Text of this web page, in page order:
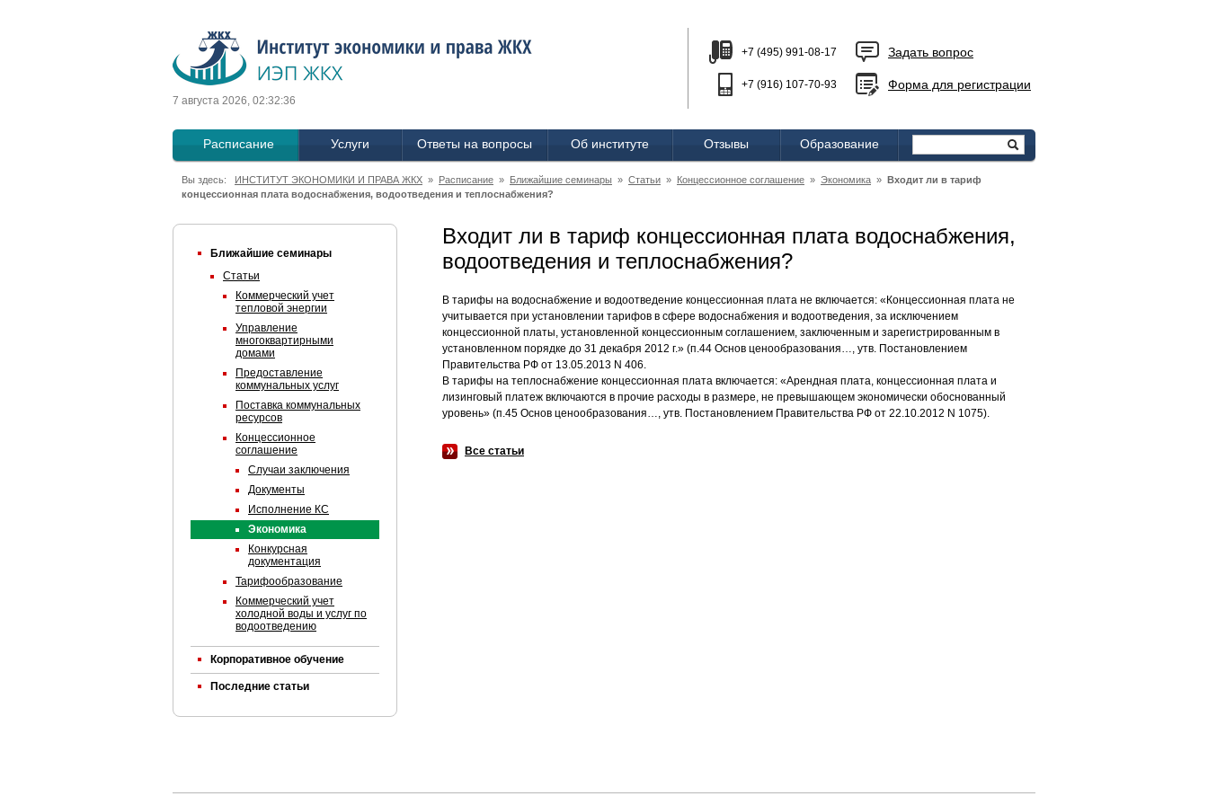
7 августа 2026, 02:32:36
+7 (495) 991-08-17 Задать вопрос
+7 (916) 107-70-93 Форма для регистрации
Расписание Услуги Ответы на вопросы Об институте Отзывы Образование
Вы здесь: ИНСТИТУТ ЭКОНОМИКИ И ПРАВА ЖКХ » Расписание » Ближайшие семинары » Статьи » Концессионное соглашение » Экономика » Входит ли в тариф
концессионная плата водоснабжения, водоотведения и теплоснабжения?
Ближайшие семинары
Статьи
Коммерческий учет
тепловой энергии
Управление
многоквартирными
домами
Предоставление
коммунальных услуг
Поставка коммунальных
ресурсов
Концессионное
соглашение
Случаи заключения
Документы
Исполнение КС
Экономика
Конкурсная
документация
Тарифообразование
Коммерческий учет
холодной воды и услуг по
водоотведению
Корпоративное обучение
Последние статьи
Входит ли в тариф концессионная плата водоснабжения,
водоотведения и теплоснабжения?
В тарифы на водоснабжение и водоотведение концессионная плата не включается: «Концессионная плата не
учитывается при установлении тарифов в сфере водоснабжения и водоотведения, за исключением
концессионной платы, установленной концессионным соглашением, заключенным и зарегистрированным в
установленном порядке до 31 декабря 2012 г.» (п.44 Основ ценообразования…, утв. Постановлением
Правительства РФ от 13.05.2013 N 406.
В тарифы на теплоснабжение концессионная плата включается: «Арендная плата, концессионная плата и
лизинговый платеж включаются в прочие расходы в размере, не превышающем экономически обоснованный
уровень» (п.45 Основ ценообразования…, утв. Постановлением Правительства РФ от 22.10.2012 N 1075).
Все статьи